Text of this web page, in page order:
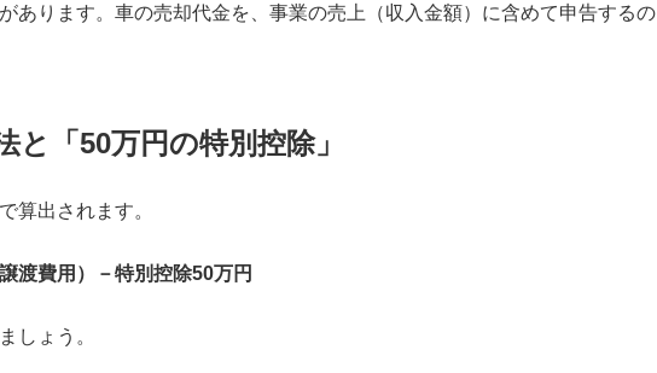
あります。車の売却代金を、事業の売上（収入金額）に含めて申告するの
「50万円の特別控除」
算出されます。
渡費用）－特別控除50万円
しょう。